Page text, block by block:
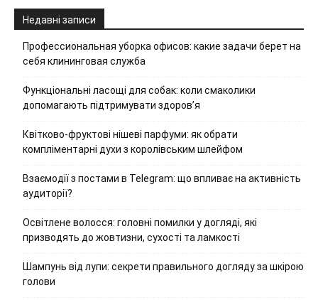
Недавні записи
Профессиональная уборка офисов: какие задачи берет на
себя клининговая служба
Функціональні ласощі для собак: коли смаколики
допомагають підтримувати здоров’я
Квітково-фруктові нішеві парфуми: як обрати
компліментарні духи з королівським шлейфом
Взаємодії з постами в Telegram: що впливає на активність
аудиторії?
Освітлене волосся: головні помилки у догляді, які
призводять до жовтизни, сухості та ламкості
Шампунь від лупи: секрети правильного догляду за шкірою
голови